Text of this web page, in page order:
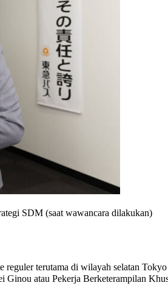
SDM (saat wawancara dilakukan)
terutama di wilayah selatan
Ginou atau Pekerja Berketerampilan